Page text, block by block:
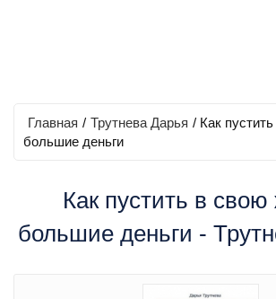
Главная / Трутнева Дарья / Как
большие деньги
Как пустить в свою
большие деньги -